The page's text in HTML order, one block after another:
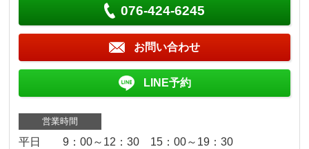
076-424-6245
お問い合わせ
LINE予約
営業時間
平日 9：00～12：30 15：00～19：30